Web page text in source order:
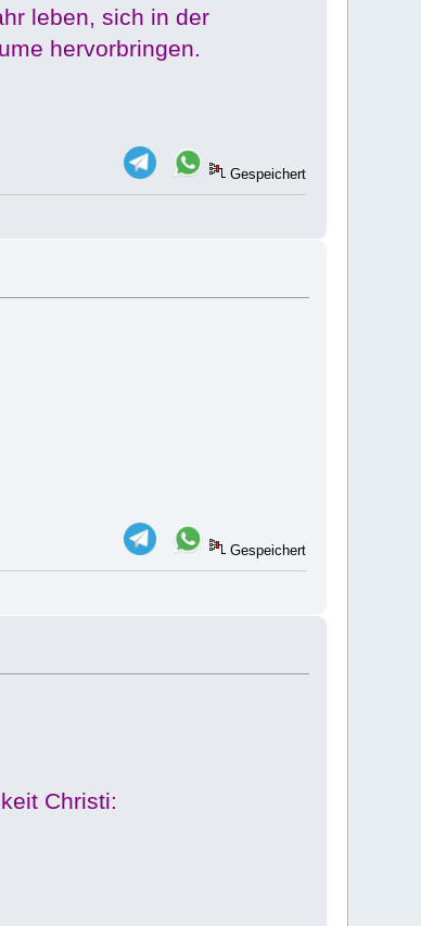
leben, sich in der
hervorbringen.
Gespeichert
Gespeichert
Christi: